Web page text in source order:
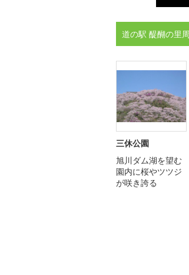
道の駅 醍醐の里
三休公園
旭川ダム湖を望む
園内に桜やツツジ
が咲き誇る